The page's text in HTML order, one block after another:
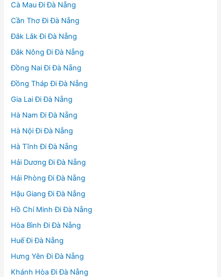
Cà Mau Đi Đà Nẵng
Cần Thơ Đi Đà Nẵng
Đắk Lắk Đi Đà Nẵng
Đắk Nông Đi Đà Nẵng
Đồng Nai Đi Đà Nẵng
Đồng Tháp Đi Đà Nẵng
Gia Lai Đi Đà Nẵng
Hà Nam Đi Đà Nẵng
Hà Nội Đi Đà Nẵng
Hà Tĩnh Đi Đà Nẵng
Hải Dương Đi Đà Nẵng
Hải Phòng Đi Đà Nẵng
Hậu Giang Đi Đà Nẵng
Hồ Chí Minh Đi Đà Nẵng
Hòa Bình Đi Đà Nẵng
Huế Đi Đà Nẵng
Hưng Yên Đi Đà Nẵng
Khánh Hòa Đi Đà Nẵng